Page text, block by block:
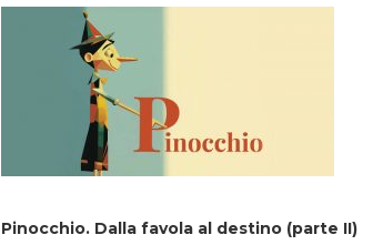
Pinocchio. Dalla favola al destino (parte II)